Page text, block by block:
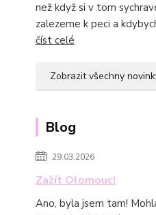
než když si v tom
zalezeme k peci a
číst celé
Zobrazit všechny
Blog
29.03.2026
Zažít Olomouc!
Ano, byla jsem tam!